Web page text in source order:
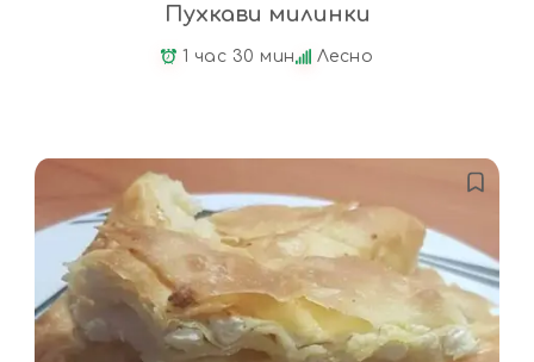
Пухкави милинки
1 час 30 мин Лесно